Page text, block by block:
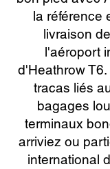
la référence
livraison
l'aéroport
d'Heathrow
tracas liés
bagages
terminaux
arriviez ou
international